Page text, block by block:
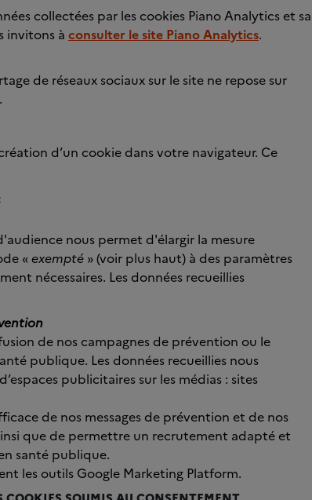
collectées par les cookies Piano Analytics et sa
invitons à consulter le site Piano Analytics.
de réseaux sociaux sur le site ne repose sur
d’un cookie dans votre navigateur. Ce
nous permet d'élargir la mesure
«exempté » (voir plus haut) à des paramètres
nécessaires. Les données recueillies
de nos campagnes de prévention ou le
publique. Les données recueillies nous
publicitaires sur les médias : sites
de nos messages de prévention et de nos
que de permettre un recrutement adapté et
santé publique.
les outils Google Marketing Platform.